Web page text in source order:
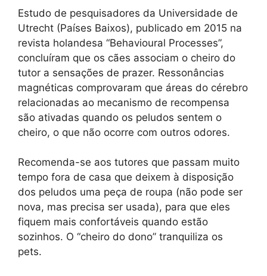
Estudo de pesquisadores da Universidade de
Utrecht (Países Baixos), publicado em 2015 na
revista holandesa “Behavioural Processes”,
concluíram que os cães associam o cheiro do
tutor a sensações de prazer. Ressonâncias
magnéticas comprovaram que áreas do cérebro
relacionadas ao mecanismo de recompensa
são ativadas quando os peludos sentem o
cheiro, o que não ocorre com outros odores.
Recomenda-se aos tutores que passam muito
tempo fora de casa que deixem à disposição
dos peludos uma peça de roupa (não pode ser
nova, mas precisa ser usada), para que eles
fiquem mais confortáveis quando estão
sozinhos. O “cheiro do dono” tranquiliza os
pets.